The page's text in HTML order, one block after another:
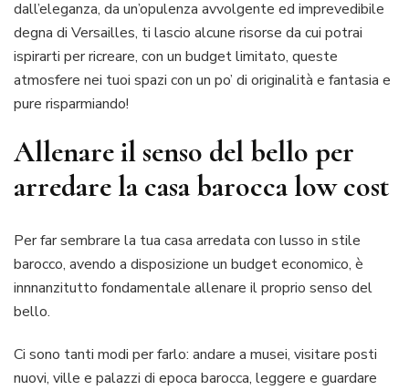
dall’eleganza, da un’opulenza avvolgente ed imprevedibile
degna di Versailles, ti lascio alcune risorse da cui potrai
ispirarti per ricreare, con un budget limitato, queste
atmosfere nei tuoi spazi con un po’ di originalità e fantasia e
pure risparmiando!
Allenare il senso del bello per
arredare la casa barocca low cost
Per far sembrare la tua casa arredata con lusso in stile
barocco, avendo a disposizione un budget economico, è
innnanzitutto fondamentale allenare il proprio senso del
bello.
Ci sono tanti modi per farlo: andare a musei, visitare posti
nuovi, ville e palazzi di epoca barocca, leggere e guardare